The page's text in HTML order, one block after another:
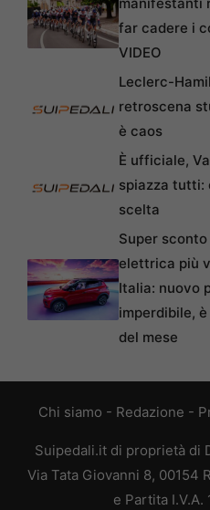
far cadere i
VIDEO
Leclerc-
retroscena
è caos
È ufficiale,
spiazza tutti:
scelta
Super sconto
elettrica più
Italia: nuovo
imperdibile, è
del mese
Chi siamo - Redazione -
Suipedali.it di proprietà di
Via Tata Giovanni 8, 00154
e Partita I.V.A.